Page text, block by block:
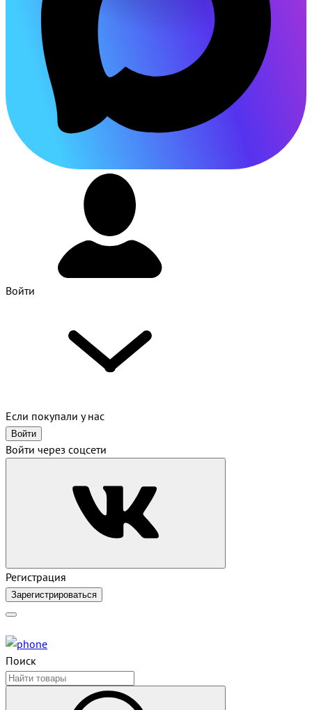
Войти
Если покупали у нас
Войти
Войти через соцсети
Регистрация
Зарегистрироваться
Поиск